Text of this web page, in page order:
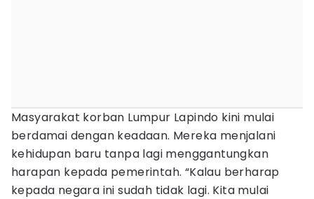
Masyarakat korban Lumpur Lapindo kini mulai
berdamai dengan keadaan. Mereka menjalani
kehidupan baru tanpa lagi menggantungkan
harapan kepada pemerintah. “Kalau berharap
kepada negara ini sudah tidak lagi. Kita mulai